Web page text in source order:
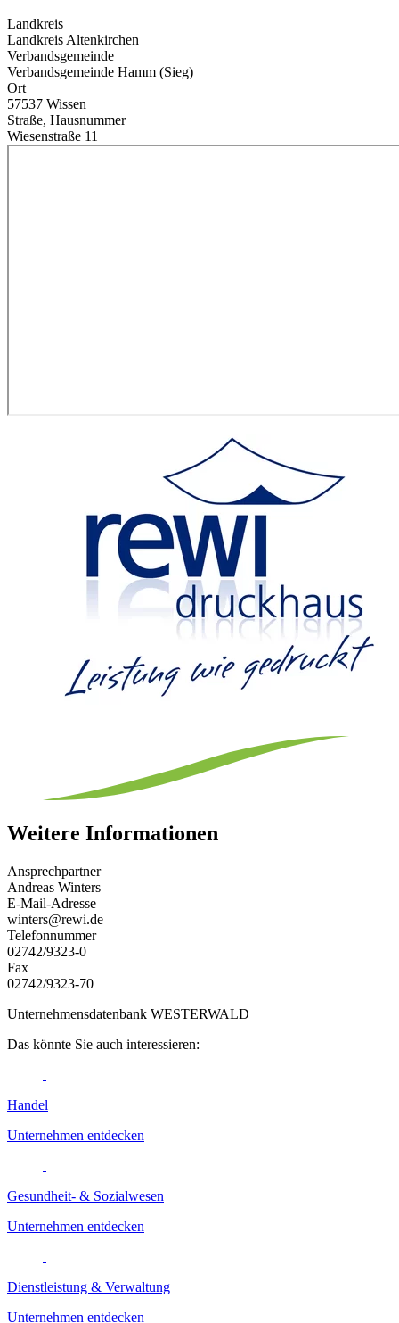
Landkreis
Landkreis Altenkirchen
Verbandsgemeinde
Verbandsgemeinde Hamm (Sieg)
Ort
57537 Wissen
Straße, Hausnummer
Wiesenstraße 11
Weitere Informationen
Ansprechpartner
Andreas Winters
E-Mail-Adresse
winters@rewi.de
Telefonnummer
02742/9323-0
Fax
02742/9323-70
Unternehmensdatenbank WESTERWALD
Das könnte Sie auch interessieren:
Handel
Unternehmen entdecken
Gesundheit- & Sozialwesen
Unternehmen entdecken
Dienstleistung & Verwaltung
Unternehmen entdecken